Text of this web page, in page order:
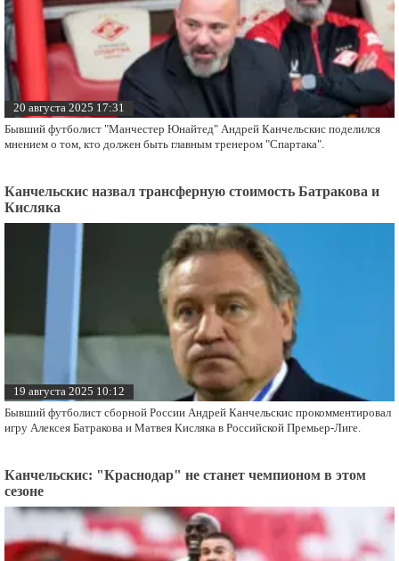
20 августа 2025 17:31
Бывший футболист "Манчестер Юнайтед" Андрей Канчельскис поделился
мнением о том, кто должен быть главным тренером "Спартака".
Канчельскис назвал трансферную стоимость Батракова и
Кисляка
19 августа 2025 10:12
Бывший футболист сборной России Андрей Канчельскис прокомментировал
игру Алексея Батракова и Матвея Кисляка в Российской Премьер-Лиге.
Канчельскис: "Краснодар" не станет чемпионом в этом
сезоне